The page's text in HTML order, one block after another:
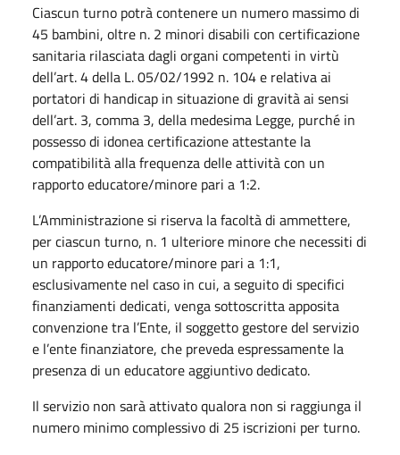
Ciascun turno potrà contenere un numero massimo di
45 bambini, oltre n. 2 minori disabili con certificazione
sanitaria rilasciata dagli organi competenti in virtù
dell’art. 4 della L. 05/02/1992 n. 104 e relativa ai
portatori di handicap in situazione di gravità ai sensi
dell’art. 3, comma 3, della medesima Legge, purché in
possesso di idonea certificazione attestante la
compatibilità alla frequenza delle attività con un
rapporto educatore/minore pari a 1:2.
L’Amministrazione si riserva la facoltà di ammettere,
per ciascun turno, n. 1 ulteriore minore che necessiti di
un rapporto educatore/minore pari a 1:1,
esclusivamente nel caso in cui, a seguito di specifici
finanziamenti dedicati, venga sottoscritta apposita
convenzione tra l’Ente, il soggetto gestore del servizio
e l’ente finanziatore, che preveda espressamente la
presenza di un educatore aggiuntivo dedicato.
Il servizio non sarà attivato qualora non si raggiunga il
numero minimo complessivo di 25 iscrizioni per turno.